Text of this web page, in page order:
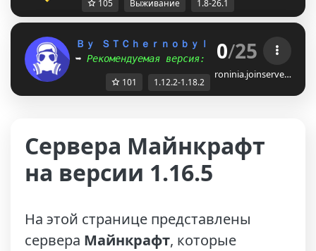
105 Выживание 1.8-26.1
Ｂｙ ＳＴＣｈｅｒｎｏｂｙｌ ❯ 1.12.2 - 1.18.2
➥ Рекомендуемая версия: ❯ 1.12.2
0/25
roninia.joinserve…
101 1.12.2-1.18.2
Сервера Майнкрафт
на версии 1.16.5
На этой странице представлены
сервера Майнкрафт, которые